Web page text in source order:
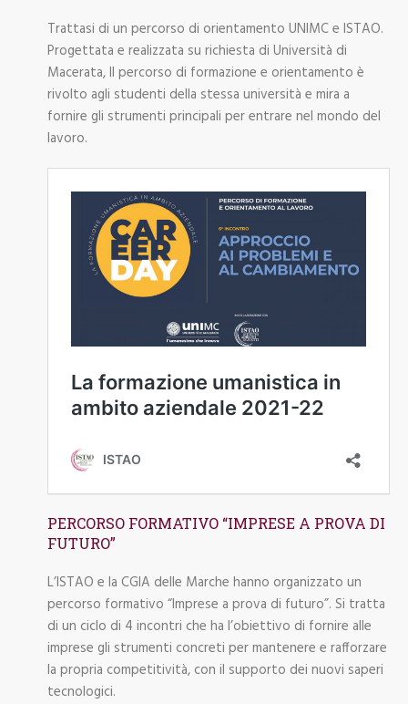
Trattasi di un percorso di orientamento UNIMC e ISTAO.
Progettata e realizzata su richiesta di Università di
Macerata, Il percorso di formazione e orientamento è
rivolto agli studenti della stessa università e mira a
fornire gli strumenti principali per entrare nel mondo del
lavoro.
PERCORSO FORMATIVO “IMPRESE A PROVA DI
FUTURO”
L’ISTAO e la CGIA delle Marche hanno organizzato un
percorso formativo “Imprese a prova di futuro”. Si tratta
di un ciclo di 4 incontri che ha l’obiettivo di fornire alle
imprese gli strumenti concreti per mantenere e rafforzare
la propria competitività, con il supporto dei nuovi saperi
tecnologici.